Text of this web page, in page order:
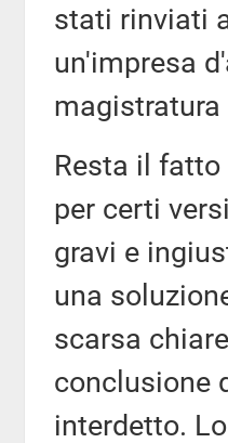
stati rinviati
un'impresa
Resta il
per certi
gravi e
una
scarsa
conclusione
interdetto.